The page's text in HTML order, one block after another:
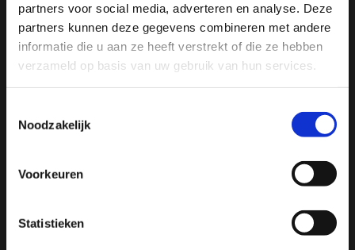
partners voor social media, adverteren en analyse. Deze
partners kunnen deze gegevens combineren met andere
informatie die u aan ze heeft verstrekt of die ze hebben
verzameld op basis van uw gebruik van hun services.
Noodzakelijk
Voorkeuren
Statistieken
Sleep bestanden hierheen of
Selecteer bestanden
*
privacyverklaring